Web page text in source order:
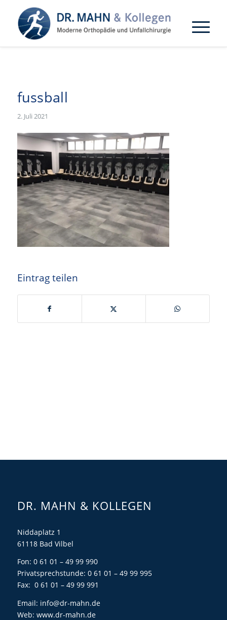
fussball
2. Juli 2021
Eintrag teilen
DR. MAHN & KOLLEGEN
Niddaplatz 1
61118 Bad Vilbel
Fon: 0 61 01 – 49 99 990
Privatsprechstunde: 0 61 01 – 49 99 995
Fax: 0 61 01 – 49 99 991
Email: info@dr-mahn.de
Web: www.dr-mahn.de